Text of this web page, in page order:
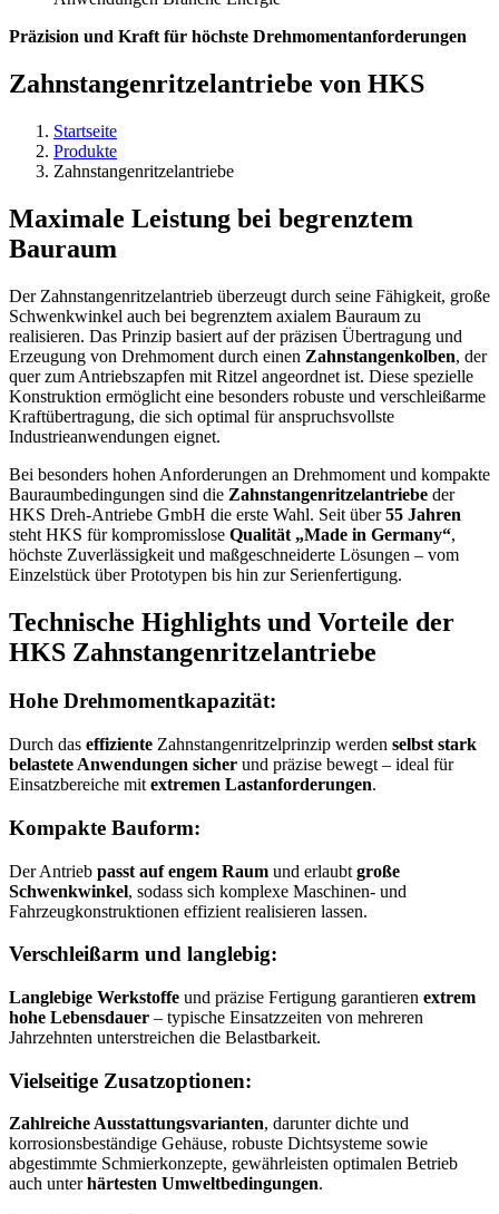
Präzision und Kraft für höchste Drehmomentanforderungen
Zahnstangenritzelantriebe von HKS
Startseite
Produkte
Zahnstangenritzelantriebe
Maximale Leistung bei begrenztem
Bauraum
Der Zahnstangenritzelantrieb überzeugt durch seine Fähigkeit, große
Schwenkwinkel auch bei begrenztem axialem Bauraum zu
realisieren. Das Prinzip basiert auf der präzisen Übertragung und
Erzeugung von Drehmoment durch einen Zahnstangenkolben, der
quer zum Antriebszapfen mit Ritzel angeordnet ist. Diese spezielle
Konstruktion ermöglicht eine besonders robuste und verschleißarme
Kraftübertragung, die sich optimal für anspruchsvollste
Industrieanwendungen eignet.
Bei besonders hohen Anforderungen an Drehmoment und kompakte
Bauraumbedingungen sind die Zahnstangenritzelantriebe der
HKS Dreh-Antriebe GmbH die erste Wahl. Seit über55 Jahren
steht HKS für kompromisslose Qualität „Made in Germany“,
höchste Zuverlässigkeit und maßgeschneiderte Lösungen – vom
Einzelstück über Prototypen bis hin zur Serienfertigung.
Technische Highlights und Vorteile der
HKS Zahnstangenritzelantriebe
Hohe Drehmomentkapazität:
Durch das effiziente Zahnstangenritzelprinzip werden selbst stark
belastete Anwendungen sicher und präzise bewegt – ideal für
Einsatzbereiche mit extremen Lastanforderungen.
Kompakte Bauform:
Der Antrieb passt auf engem Raum und erlaubt große
Schwenkwinkel, sodass sich komplexe Maschinen- und
Fahrzeugkonstruktionen effizient realisieren lassen.
Verschleißarm und langlebig:
Langlebige Werkstoffe und präzise Fertigung garantieren extrem
hohe Lebensdauer – typische Einsatzzeiten von mehreren
Jahrzehnten unterstreichen die Belastbarkeit.
Vielseitige Zusatzoptionen:
Zahlreiche Ausstattungsvarianten, darunter dichte und
korrosionsbeständige Gehäuse, robuste Dichtsysteme sowie
abgestimmte Schmierkonzepte, gewährleisten optimalen Betrieb
auch unterhärtesten Umweltbedingungen.